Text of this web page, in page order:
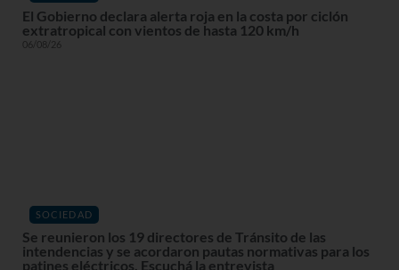
El Gobierno declara alerta roja en la costa por ciclón
extratropical con vientos de hasta 120 km/h
06/08/26
SOCIEDAD
Se reunieron los 19 directores de Tránsito de las
intendencias y se acordaron pautas normativas para los
patines eléctricos. Escuchá la entrevista